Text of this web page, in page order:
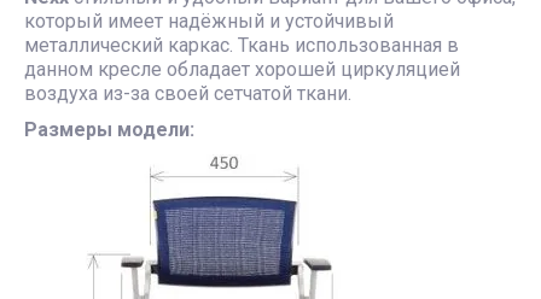
который имеет надёжный и устойчивый
металлический каркас. Ткань использованная в
данном кресле обладает хорошей циркуляцией
воздуха из-за своей сетчатой ткани.
Размеры модели: